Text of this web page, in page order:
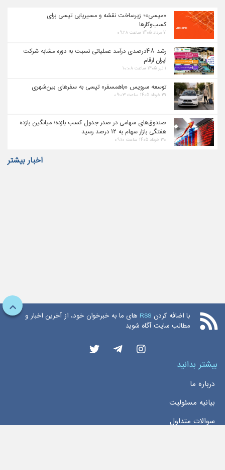
«مپسی»؛ زیرساخت نقشه و مسیریابی تپسی برای
کسب‌وکارها
۷ مرداد ۱۴۰۵ ساعت ۰۹:۲۸
رشد ۴۸درصدی درآمد عملیاتی نسبت به دوره مشابه شرکت
ایران ارقام
۱ تیر ۱۴۰۵ ساعت ۱۰:۰۸
توسعه سرویس «باهمسفر» تپسی به سفرهای بین‌شهری
۳۱ خرداد ۱۴۰۵ ساعت ۰۹:۰۳
صندوق‌های سهامی در صدر جدول کسب بازده/ میانگین بازده
هفتگی بازار سهام به ۱۲ درصد رسید
۳۰ خرداد ۱۴۰۵ ساعت ۰۹:۱۰
اخبار بیشتر
با اضافه کردن RSS های ما به خبرخوان خود، از آخرین اخبار و
مطالب سایت آگاه شوید
بیشتر بدانید
درباره ما
بیانیه مسئولیت
سوالات متداول